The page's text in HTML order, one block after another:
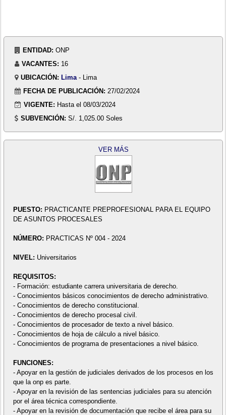
ENTIDAD: ONP
VACANTES: 16
UBICACIÓN: Lima - Lima
FECHA DE PUBLICACIÓN: 27/02/2024
VIGENTE: Hasta el 08/03/2024
SUBVENCIÓN: S/. 1,025.00 Soles
VER MÁS
PUESTO: PRACTICANTE PREPROFESIONAL PARA EL EQUIPO
DE ASUNTOS PROCESALES
NÚMERO: PRACTICAS Nº 004 - 2024
NIVEL: Universitarios
REQUISITOS:
- Formación: estudiante carrera universitaria de derecho.
- Conocimientos básicos conocimientos de derecho administrativo.
- Conocimientos de derecho constitucional.
- Conocimientos de derecho procesal civil.
- Conocimientos de procesador de texto a nivel básico.
- Conocimientos de hoja de cálculo a nivel básico.
- Conocimientos de programa de presentaciones a nivel básico.
FUNCIONES:
- Apoyar en la gestión de judiciales derivados de los procesos en los
que la onp es parte.
- Apoyar en la revisión de las sentencias judiciales para su atención
por el área técnica correspondiente.
- Apoyar en la revisión de documentación que recibe el área para su